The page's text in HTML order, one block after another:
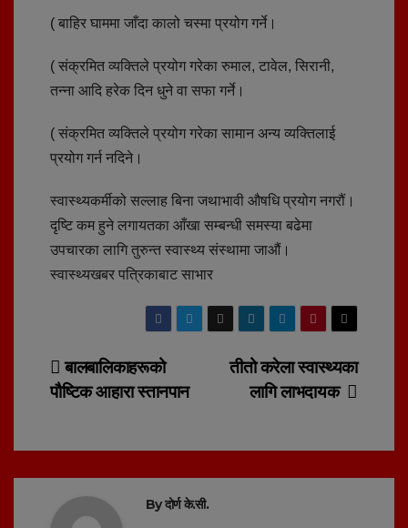
( बाहिर घाममा जाँदा कालो चस्मा प्रयोग गर्ने।
( संक्रमित व्यक्तिले प्रयोग गरेका रुमाल, टावेल, सिरानी,
तन्ना आदि हरेक दिन धुने वा सफा गर्ने।
( संक्रमित व्यक्तिले प्रयोग गरेका सामान अन्य व्यक्तिलाई
प्रयोग गर्न नदिने।
स्वास्थ्यकर्मीको सल्लाह बिना जथाभावी औषधि प्रयोग नगरौं।
दृष्टि कम हुने लगायतका आँखा सम्बन्धी समस्या बढेमा
उपचारका लागि तुरुन्त स्वास्थ्य संस्थामा जाऔं।
स्वास्थ्यखबर पत्रिकाबाट साभार
Post
navigation
तीतो करेला स्वास्थ्यका
लागि लाभदायक
बालबालिकाहरूको
पौष्टिक आहारा स्तानपान
Byदोर्ण के.सी.